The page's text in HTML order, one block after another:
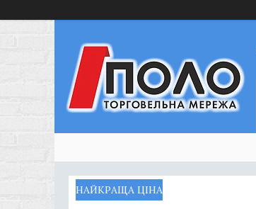
НАЙКРАЩА ЦІНА